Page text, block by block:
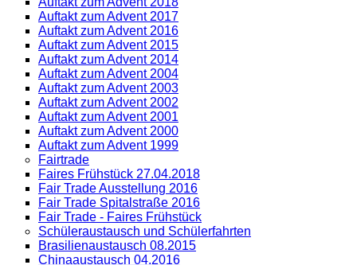
Auftakt zum Advent 2017
Auftakt zum Advent 2016
Auftakt zum Advent 2015
Auftakt zum Advent 2014
Auftakt zum Advent 2004
Auftakt zum Advent 2003
Auftakt zum Advent 2002
Auftakt zum Advent 2001
Auftakt zum Advent 2000
Auftakt zum Advent 1999
Fairtrade
Faires Frühstück 27.04.2018
Fair Trade Ausstellung 2016
Fair Trade Spitalstraße 2016
Fair Trade - Faires Frühstück
Schüleraustausch und Schülerfahrten
Brasilienaustausch 08.2015
Chinaaustausch 04.2016